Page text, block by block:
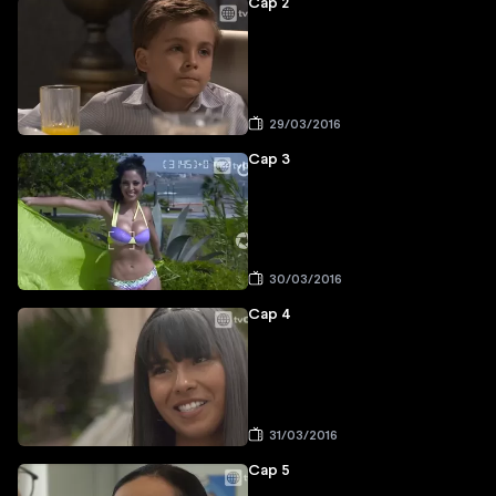
Cap 2
29/03/2016
Cap 3
30/03/2016
Cap 4
31/03/2016
Cap 5